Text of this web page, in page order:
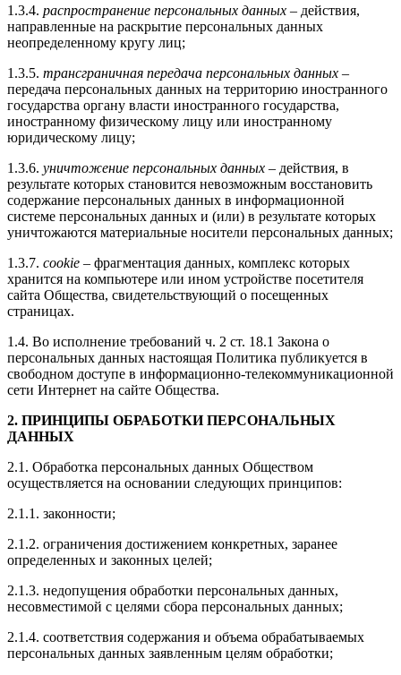
1.3.4. распространение персональных данных – действия,
направленные на раскрытие персональных данных
неопределенному кругу лиц;
1.3.5. трансграничная передача персональных данных –
передача персональных данных на территорию иностранного
государства органу власти иностранного государства,
иностранному физическому лицу или иностранному
юридическому лицу;
1.3.6. уничтожение персональных данных – действия, в
результате которых становится невозможным восстановить
содержание персональных данных в информационной
системе персональных данных и (или) в результате которых
уничтожаются материальные носители персональных данных;
1.3.7. cookie – фрагментация данных, комплекс которых
хранится на компьютере или ином устройстве посетителя
сайта Общества, свидетельствующий о посещенных
страницах.
1.4. Во исполнение требований ч. 2 ст. 18.1 Закона о
персональных данных настоящая Политика публикуется в
свободном доступе в информационно-телекоммуникационной
сети Интернет на сайте Общества.
2. ПРИНЦИПЫ ОБРАБОТКИ ПЕРСОНАЛЬНЫХ
ДАННЫХ
2.1. Обработка персональных данных Обществом
осуществляется на основании следующих принципов:
2.1.1. законности;
2.1.2. ограничения достижением конкретных, заранее
определенных и законных целей;
2.1.3. недопущения обработки персональных данных,
несовместимой с целями сбора персональных данных;
2.1.4. соответствия содержания и объема обрабатываемых
персональных данных заявленным целям обработки;